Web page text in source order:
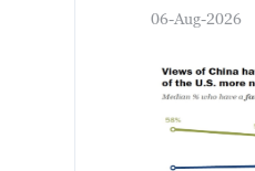
06-Aug-2026